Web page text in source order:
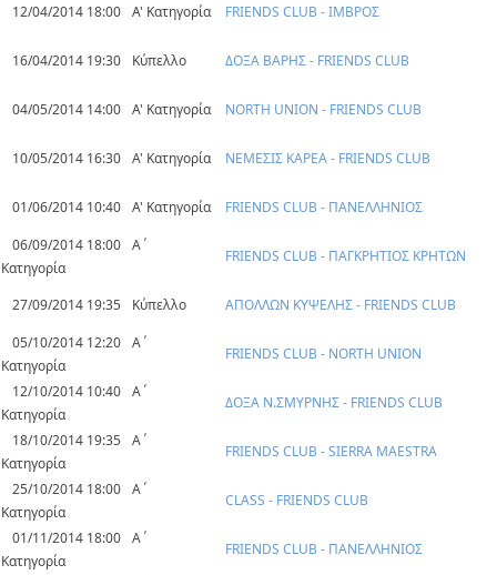
12/04/2014 18:00 Α' Κατηγορία FRIENDS CLUB - ΙΜΒΡΟΣ
16/04/2014 19:30 Κύπελλο ΔΟΞΑ ΒΑΡΗΣ - FRIENDS CLUB
04/05/2014 14:00 Α' Κατηγορία NORTH UNION - FRIENDS CLUB
10/05/2014 16:30 Α' Κατηγορία ΝΕΜΕΣΙΣ ΚΑΡΕΑ - FRIENDS CLUB
01/06/2014 10:40 Α' Κατηγορία
FRIENDS CLUB - ΠΑΝΕΛΛΗΝΙΟΣ
06/09/2014 18:00 Α΄
Κατηγορία
FRIENDS CLUB - ΠΑΓΚΡΗΤΙΟΣ ΚΡΗΤΩΝ
27/09/2014 19:35 Κύπελλο
ΑΠΟΛΛΩΝ ΚΥΨΕΛΗΣ - FRIENDS CLUB
05/10/2014 12:20 Α΄
Κατηγορία
FRIENDS CLUB - NORTH UNION
12/10/2014 10:40 Α΄
Κατηγορία
ΔΟΞΑ Ν.ΣΜΥΡΝΗΣ - FRIENDS CLUB
18/10/2014 19:35 Α΄
Κατηγορία
FRIENDS CLUB - SIERRA MAESTRA
25/10/2014 18:00 Α΄
Κατηγορία
CLASS - FRIENDS CLUB
01/11/2014 18:00 Α΄
Κατηγορία
FRIENDS CLUB - ΠΑΝΕΛΛΗΝΙΟΣ